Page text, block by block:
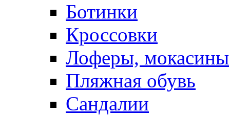
Ботинки
Кроссовки
Лоферы, мокасины
Пляжная обувь
Сандалии